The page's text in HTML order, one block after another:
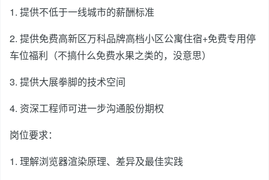
1. 提供不低于一线城市的薪酬标准
2. 提供免费高新区万科品牌高档小区公寓住宿+免费专用停
车位福利（不搞什么免费水果之类的，没意思）
3. 提供大展拳脚的技术空间
4. 资深工程师可进一步沟通股份期权
岗位要求：
1. 理解浏览器渲染原理、差异及最佳实践